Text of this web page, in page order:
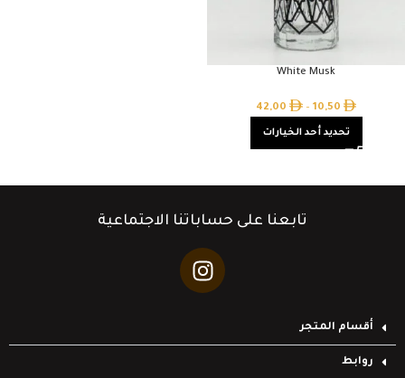
White Musk
10,50
–
42,00
تحديد أحد الخيارات
تابعنا على حساباتنا الاجتماعية
أقسام المتجر
روابط